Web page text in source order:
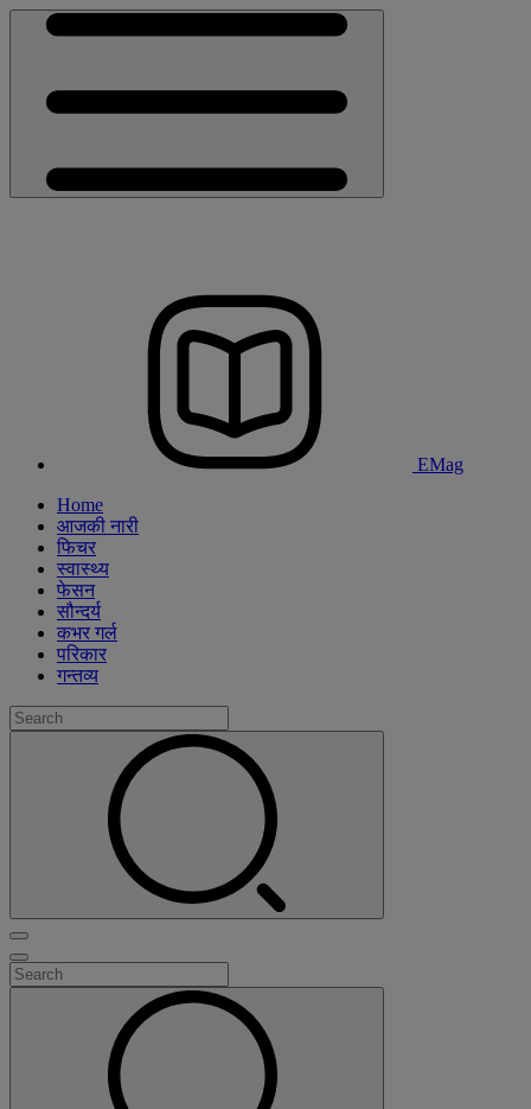
EMag
Home
आजकी नारी
फिचर
स्वास्थ्य
फेसन
सौन्दर्य
कभर गर्ल
परिकार
गन्तव्य